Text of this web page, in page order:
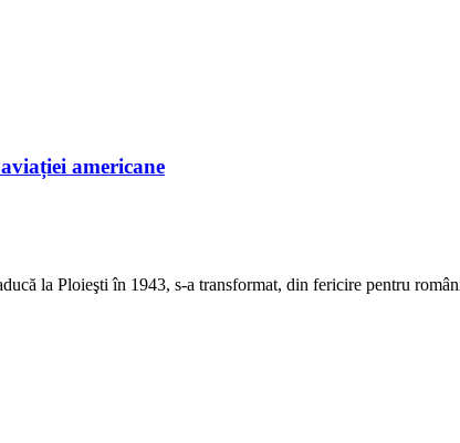
americane
la Ploieşti în 1943, s-a transformat, din fericire pentru